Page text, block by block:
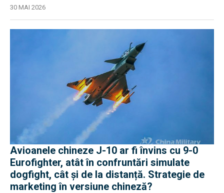
30 MAI 2026
Avioanele chineze J-10 ar fi învins cu 9-0
Eurofighter, atât în confruntări simulate
dogfight, cât și de la distanță. Strategie de
marketing în versiune chineză?